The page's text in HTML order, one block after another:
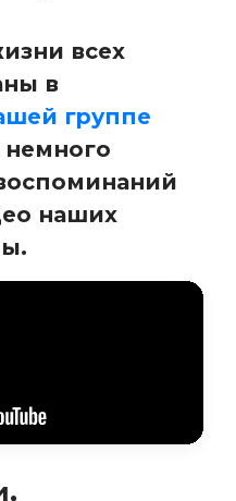
всех
в
группе
наших
,